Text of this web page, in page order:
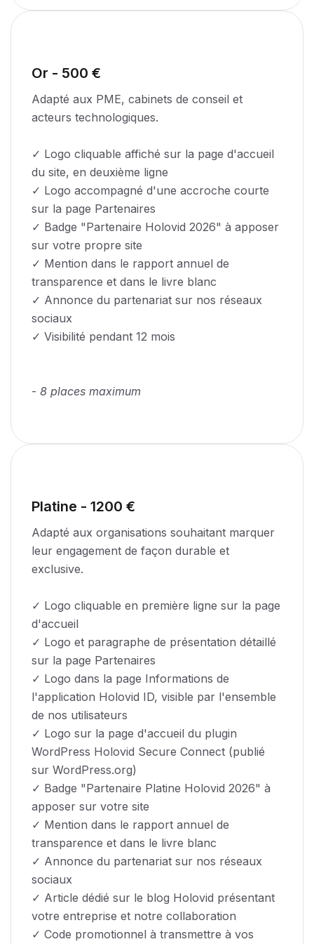
Or - 500 €
Adapté aux PME, cabinets de conseil et
acteurs technologiques.
✓ Logo cliquable affiché sur la page d'accueil
du site, en deuxième ligne
✓ Logo accompagné d'une accroche courte
sur la page Partenaires
✓ Badge "Partenaire Holovid 2026" à apposer
sur votre propre site
✓ Mention dans le rapport annuel de
transparence et dans le livre blanc
✓ Annonce du partenariat sur nos réseaux
sociaux
✓ Visibilité pendant 12 mois
- 8 places maximum
Platine - 1200 €
Adapté aux organisations souhaitant marquer
leur engagement de façon durable et
exclusive.
✓ Logo cliquable en première ligne sur la page
d'accueil
✓ Logo et paragraphe de présentation détaillé
sur la page Partenaires
✓ Logo dans la page Informations de
l'application Holovid ID, visible par l'ensemble
de nos utilisateurs
✓ Logo sur la page d'accueil du plugin
WordPress Holovid Secure Connect (publié
sur WordPress.org)
✓ Badge "Partenaire Platine Holovid 2026" à
apposer sur votre site
✓ Mention dans le rapport annuel de
transparence et dans le livre blanc
✓ Annonce du partenariat sur nos réseaux
sociaux
✓ Article dédié sur le blog Holovid présentant
votre entreprise et notre collaboration
✓ Code promotionnel à transmettre à vos